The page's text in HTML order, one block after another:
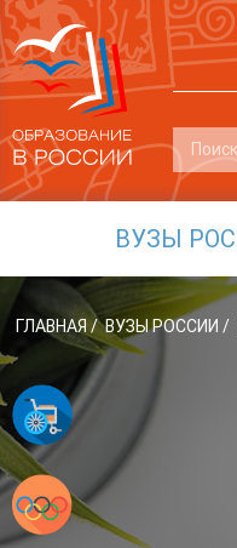
ВУЗЫ
ГЛАВНАЯ / ВУЗЫ РОССИИ /